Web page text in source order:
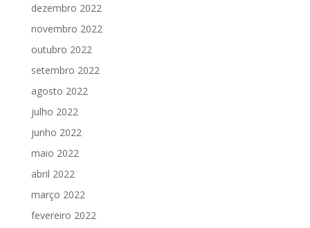
dezembro 2022
novembro 2022
outubro 2022
setembro 2022
agosto 2022
julho 2022
junho 2022
maio 2022
abril 2022
março 2022
fevereiro 2022